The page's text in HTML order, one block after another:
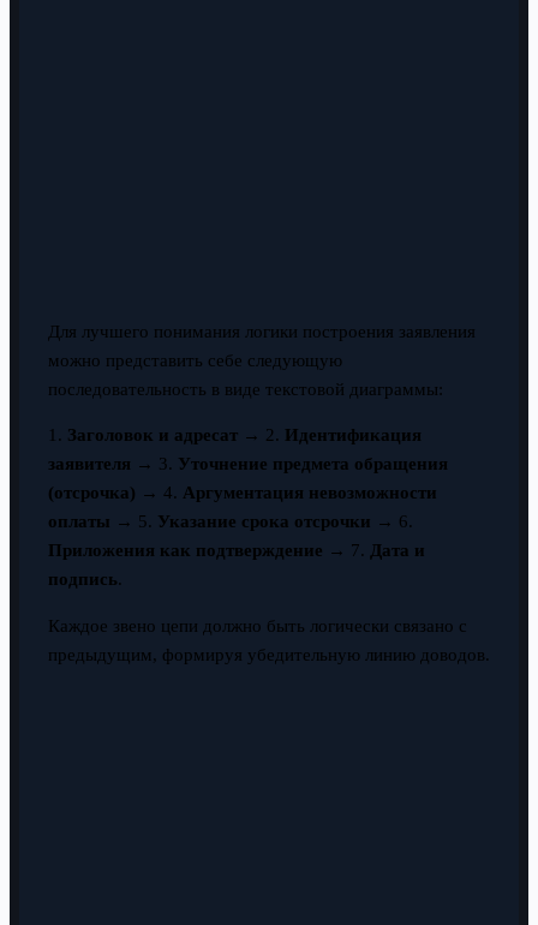
Для лучшего понимания логики построения заявления
можно представить себе следующую
последовательность в виде текстовой диаграммы:
1. Заголовок и адресат→ 2. Идентификация
заявителя → 3. Уточнение предмета обращения
(отсрочка) → 4. Аргументация невозможности
оплаты → 5. Указание срока отсрочки → 6.
Приложения как подтверждение → 7. Дата и
подпись.
Каждое звено цепи должно быть логически связано с
предыдущим, формируя убедительную линию доводов.